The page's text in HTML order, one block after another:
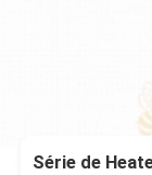
Série de